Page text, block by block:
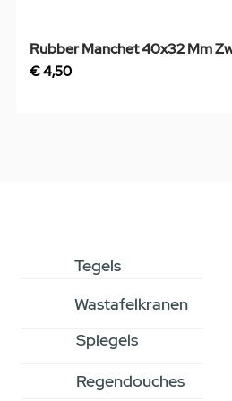
Rubber Manchet 40x32 Mm
Prijs
€ 4,50
Tegels
Wastafelkranen
Spiegels
Regendouches